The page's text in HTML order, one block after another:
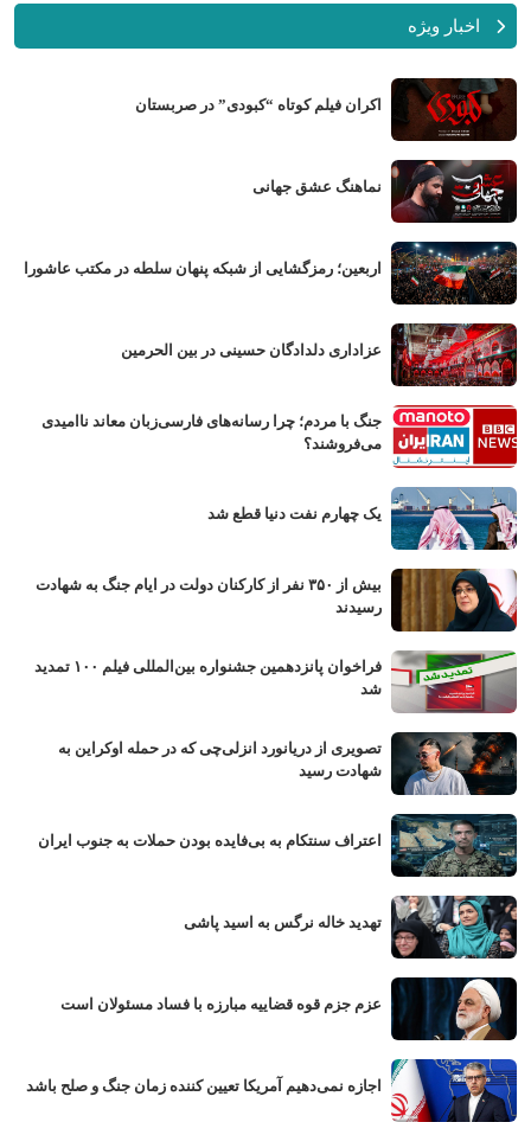
اخبار ویژه
اکران فیلم کوتاه “کبودی” در صربستان
نماهنگ عشق جهانی
اربعین؛ رمزگشایی از شبکه پنهان سلطه در مکتب عاشورا
عزاداری دلدادگان حسینی در بین الحرمین
جنگ با مردم؛ چرا رسانه‌های فارسی‌زبان معاند ناامیدی
می‌فروشند؟
یک چهارم نفت دنیا قطع شد
بیش از ۳۵۰ نفر از کارکنان دولت در ایام جنگ به شهادت
رسیدند
فراخوان پانزدهمین جشنواره بین‌المللی فیلم ۱۰۰ تمدید
شد
تصویری از دریانورد انزلی‌چی که در حمله اوکراین به
شهادت رسید
اعتراف سنتکام به بی‌فایده بودن حملات به جنوب ایران
تهدید خاله نرگس به اسید پاشی
عزم جزم قوه قضاییه مبارزه با فساد مسئولان است
اجازه نمی‌دهیم آمریکا تعیین کننده زمان جنگ و صلح باشد